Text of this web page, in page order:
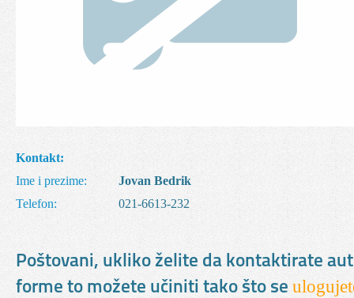
Kontakt:
Ime i prezime:
Jovan Bedrik
Telefon:
021-6613-232
Poštovani, ukliko želite da kontaktirate
forme to možete učiniti tako što se